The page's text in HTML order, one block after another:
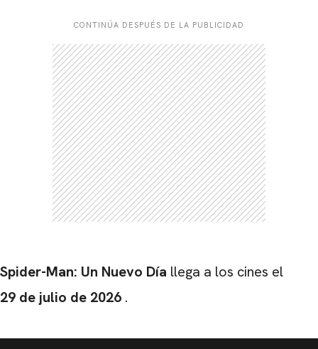
CONTINÚA DESPUÉS DE LA PUBLICIDAD
Spider-Man: Un Nuevo Día llega a los cines el
29 de julio de 2026 .